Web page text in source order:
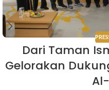
Dari Taman
Gelorakan